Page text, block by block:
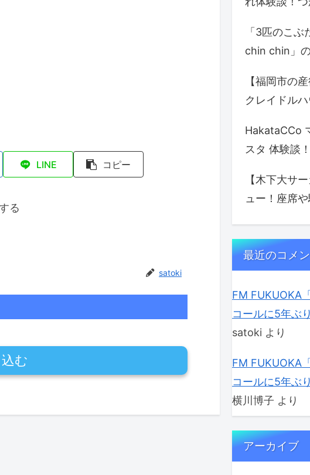
LINE コピー
る
satoki
む
「3匹のこ
chin chin」
【福岡市の
クレイドル
HakataCCo
スタ 体験談
【木下大サ
ュー！座席
最近のコメ
FM FUKUOKA
コールに5年ぶ
satoki より
FM FUKUOKA
コールに5年ぶ
横川博子 より
アーカイブ